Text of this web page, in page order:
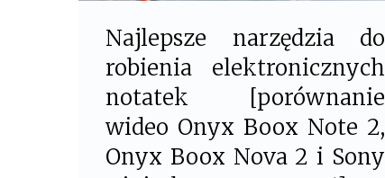
Najlepsze narzędzia do
robienia elektronicznych
notatek [porównanie
wideo Onyx Boox Note 2,
Onyx Boox Nova 2 i Sony